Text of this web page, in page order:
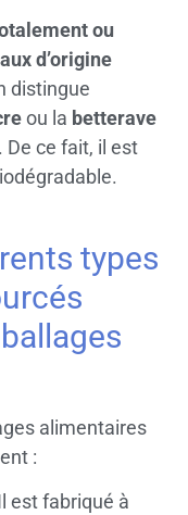
ou
d’origine
distingue
ou la betterave
. De ce fait, il est
types
alimentaires
:
est fabriqué à